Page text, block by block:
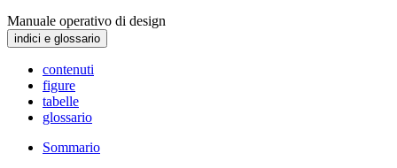
Manuale operativo di design
indici e glossario
contenuti
figure
tabelle
glossario
Sommario